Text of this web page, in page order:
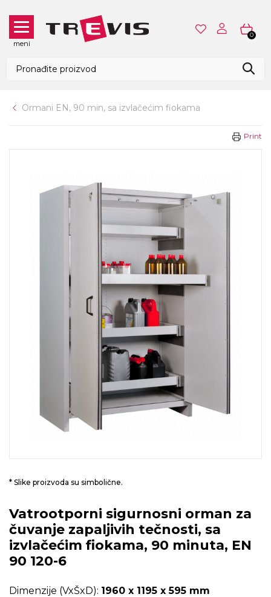
meni
0
Ormani EN, 90 min, sa izvlačećim fiokama
Print
* Slike proizvoda su simbolične.
Vatrootporni sigurnosni orman za
čuvanje zapaljivih tečnosti, sa
izvlačećim fiokama, 90 minuta, EN
90 120-6
Dimenzije (VxŠxD): 1960 x 1195 x 595 mm